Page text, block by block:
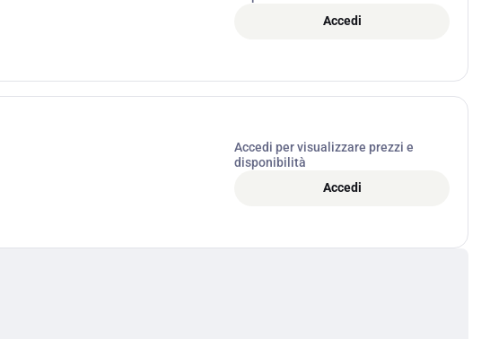
Accedi
Accedi per visualizzare prezzi e
disponibilità
Accedi